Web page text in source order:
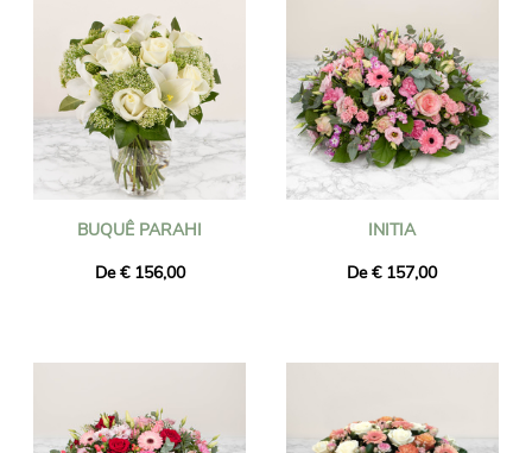
BUQUÊ PARAHI
De € 156,00
INITIA
De € 157,00